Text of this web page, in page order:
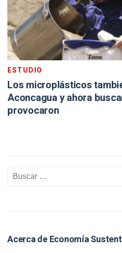
ESTUDIO
Los microplásticos
Aconcagua y ahora
provocaron
Acerca de Economía